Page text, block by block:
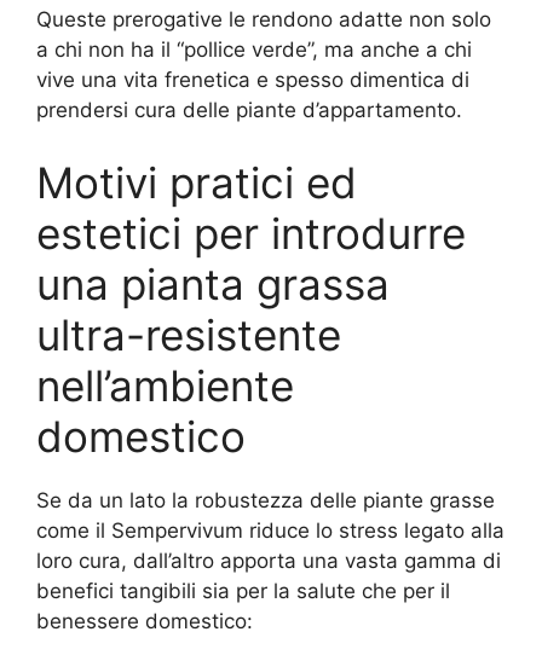
Queste prerogative le rendono adatte non solo
a chi non ha il “pollice verde”, ma anche a chi
vive una vita frenetica e spesso dimentica di
prendersi cura delle piante d’appartamento.
Motivi pratici ed
estetici per introdurre
una pianta grassa
ultra-resistente
nell’ambiente
domestico
Se da un lato la robustezza delle piante grasse
come il Sempervivum riduce lo stress legato alla
loro cura, dall’altro apporta una vasta gamma di
benefici tangibili sia per la salute che per il
benessere domestico: